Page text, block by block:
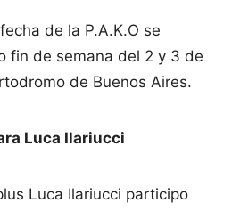
de la P.A.K.O se
fin de semana del 2 y 3 de
de Buenos Aires.
Luca Ilariucci
Luca Ilariucci participo